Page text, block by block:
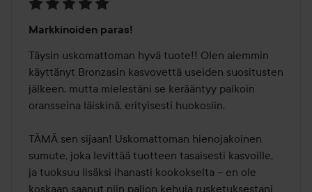
5
/
5
Markkinoiden paras!
Täysin uskomattoman hyvä tuote!! Olen aiemmin
käyttänyt Bronzasin kasvovettä useiden suositusten
jälkeen, mutta mielestäni se kerääntyy paikoin
oransseina läiskinä, erityisesti huokosiin.
TÄMÄ sen sijaan! Uskomattoman hienojakoinen
sumute, joka levittää tuotteen tasaisesti kasvoille,
ja tuoksuu lisäksi ihanasti kookokselta – en ole
koskaan saanut niin paljon kehuja rusketuksestani